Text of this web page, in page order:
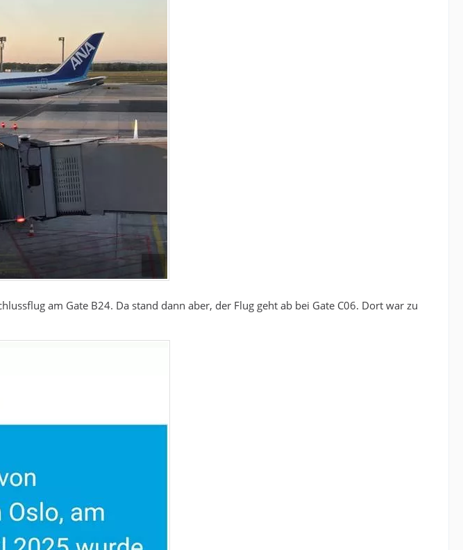
am Gate B24. Da stand dann aber, der Flug geht ab bei Gate C06. Dort war zu